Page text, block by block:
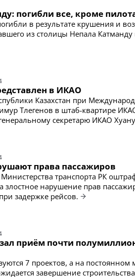
погибли все, кроме
в результате крушения и
из столицы Непала
в ИКАО
Казахстан при
Тлегенов в штаб-квартире
секретарю ИКАО
права пассажиров
транспорта РК
злостное нарушение прав
задержке рейсов.
приём почти
7 проектов, а на постоянном
завершение